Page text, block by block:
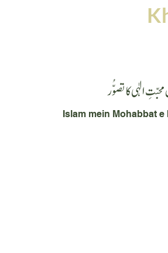
الٰہی کا تصوُّر
Islam mein Mohabbat e